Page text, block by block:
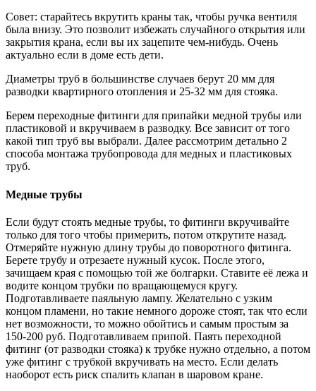
Совет: старайтесь вкрутить краны так, чтобы ручка вентиля
была внизу. Это позволит избежать случайного открытия или
закрытия крана, если вы их зацепите чем-нибудь. Очень
актуально если в доме есть дети.
Диаметры труб в большинстве случаев берут 20 мм для
разводки квартирного отопления и 25-32 мм для стояка.
Берем переходные фитинги для припайки медной трубы или
пластиковой и вкручиваем в разводку. Все зависит от того
какой тип труб вы выбрали. Далее рассмотрим детально 2
способа монтажа трубопровода для медных и пластиковых
труб.
Медные трубы
Если будут стоять медные трубы, то фитинги вкручивайте
только для того чтобы примерить, потом открутите назад.
Отмеряйте нужную длину трубы до поворотного фитинга.
Берете трубу и отрезаете нужный кусок. После этого,
зачищаем края с помощью той же болгарки. Ставите её лежа и
водите концом трубки по вращающемуся кругу.
Подготавливаете паяльную лампу. Желательно с узким
концом пламени, но такие немного дороже стоят, так что если
нет возможности, то можно обойтись и самым простым за
150-200 руб. Подготавливаем припой. Паять переходной
фитинг (от разводки стояка) к трубке нужно отдельно, а потом
уже фитинг с трубкой вкручивать на место. Если делать
наоборот есть риск спалить клапан в шаровом кране.